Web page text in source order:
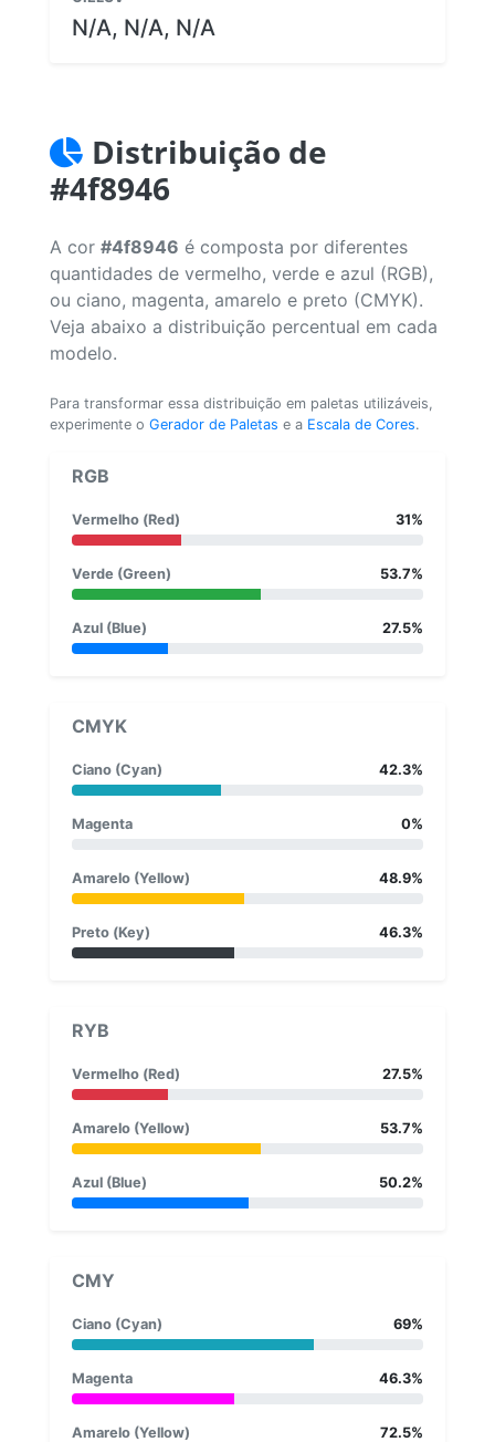
N/A, N/A, N/A
Distribuição de
#4f8946
A cor #4f8946 é composta por diferentes
quantidades de vermelho, verde e azul (RGB),
ou ciano, magenta, amarelo e preto (CMYK).
Veja abaixo a distribuição percentual em cada
modelo.
Para transformar essa distribuição em paletas utilizáveis,
experimente o Gerador de Paletas e a Escala de Cores.
RGB
Vermelho (Red) 31%
Verde (Green) 53.7%
Azul (Blue) 27.5%
CMYK
Ciano (Cyan) 42.3%
Magenta 0%
Amarelo (Yellow) 48.9%
Preto (Key) 46.3%
RYB
Vermelho (Red) 27.5%
Amarelo (Yellow) 53.7%
Azul (Blue) 50.2%
CMY
Ciano (Cyan) 69%
Magenta 46.3%
Amarelo (Yellow) 72.5%